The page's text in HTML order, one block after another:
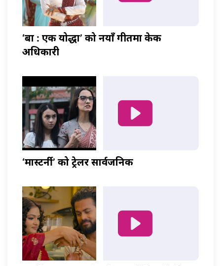
‘बा : एक योद्धा’ को नयाँ गीतमा केकी
अधिकारी
‘मास्टर्नी’ को ट्रेलर सार्वजनिक